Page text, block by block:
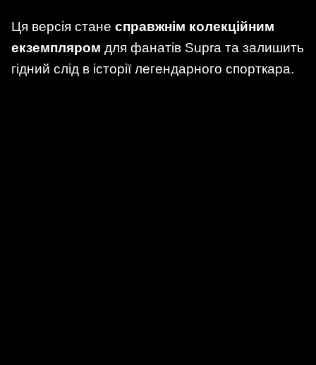
Ця версія стане справжнім колекційним
екземпляром для фанатів Supra та залишить
гідний слід в історії легендарного спорткара.